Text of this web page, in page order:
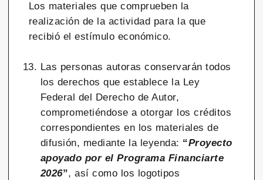
Los materiales que comprueben la
realización de la actividad para la que
recibió el estímulo económico.
Las personas autoras conservarán todos
los derechos que establece la Ley
Federal del Derecho de Autor,
comprometiéndose a otorgar los créditos
correspondientes en los materiales de
difusión, mediante la leyenda: “Proyecto
apoyado por el Programa Financiarte
2026”, así como los logotipos